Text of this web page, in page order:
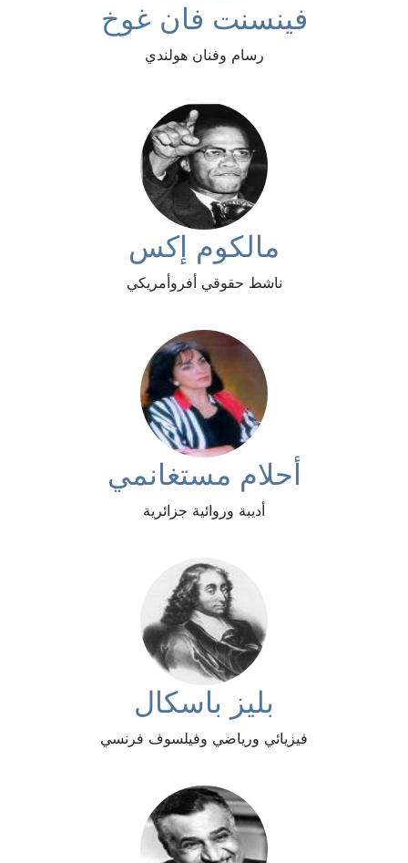
فينسنت فان غوخ
رسام وفنان هولندي
مالكوم إكس
ناشط حقوقي أفروأمريكي
أحلام مستغانمي
أديبة وروائية جزائرية
بليز باسكال
فيزيائي ورياضي وفيلسوف فرنسي